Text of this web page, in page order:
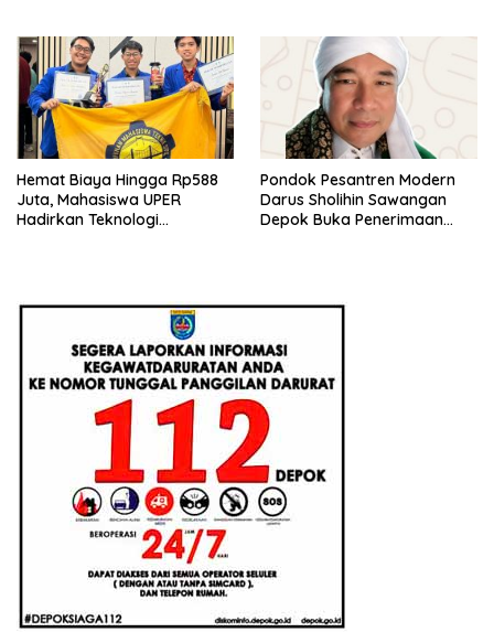
Hemat Biaya Hingga Rp588
Juta, Mahasiswa UPER
Hadirkan Teknologi
Pondok Pesantren Modern
Darus Sholihin Sawangan
Depok Buka Penerimaan